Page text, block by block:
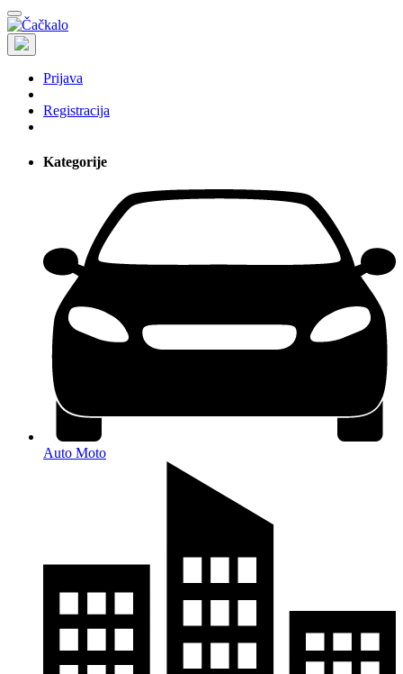
Prijava
Registracija
Kategorije
Auto Moto